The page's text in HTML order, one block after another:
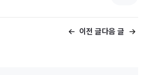
이전 글다음 글